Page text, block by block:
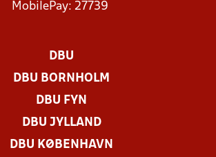
MobilePay: 27739
DBU
DBU BORNHOLM
DBU FYN
DBU JYLLAND
DBU KØBENHAVN